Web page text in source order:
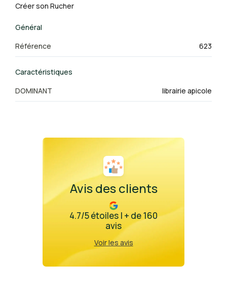
Créer son Rucher
Général
Référence
623
Caractéristiques
DOMINANT
librairie apicole
Avis des clients
4.7/5 étoiles | + de 160
avis
Voir les avis